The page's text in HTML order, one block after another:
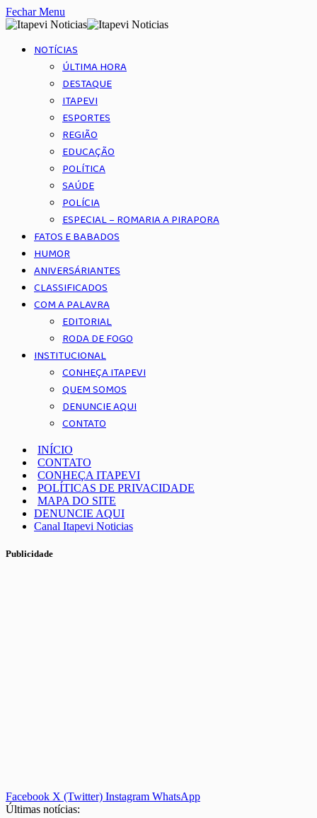
Fechar Menu
NOTÍCIAS
ÚLTIMA HORA
DESTAQUE
ITAPEVI
ESPORTES
REGIÃO
EDUCAÇÃO
POLÍTICA
SAÚDE
POLÍCIA
ESPECIAL – ROMARIA A PIRAPORA
FATOS E BABADOS
HUMOR
ANIVERSÁRIANTES
CLASSIFICADOS
COM A PALAVRA
EDITORIAL
RODA DE FOGO
INSTITUCIONAL
CONHEÇA ITAPEVI
QUEM SOMOS
DENUNCIE AQUI
CONTATO
INÍCIO
CONTATO
CONHEÇA ITAPEVI
POLÍTICAS DE PRIVACIDADE
MAPA DO SITE
DENUNCIE AQUI
Canal Itapevi Noticias
Publicidade
Facebook X (Twitter) Instagram WhatsApp
Últimas notícias: